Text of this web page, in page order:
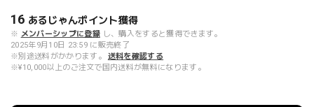
16 あるじゃんポイント獲得
※ メンバーシップに登録 し、購入をすると獲得できます。
2025年9月10日 23:59 に販売終了
※別途送料がかかります。
送料を確認する
※¥10,000以上のご注文で国内送料が無料になります。